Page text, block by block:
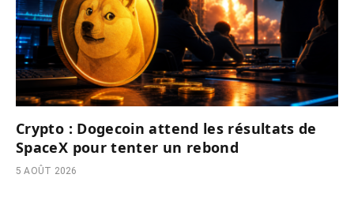
Crypto : Dogecoin attend les résultats de
SpaceX pour tenter un rebond
5 AOÛT 2026